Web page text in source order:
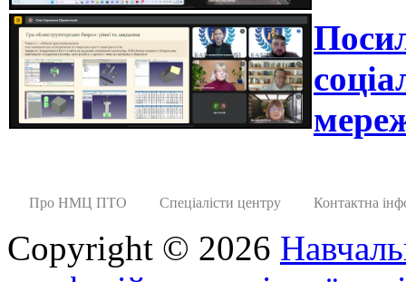
Про НМЦ ПТО Спеціалісти центру Контактна
Copyright © 2026